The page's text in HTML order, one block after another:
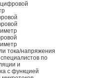
тока/напряжения
по
и
с функцией